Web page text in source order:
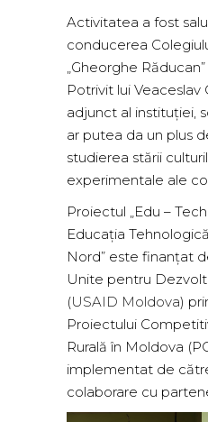
Activitatea a fost
conducerea
„Gheorghe
Potrivit lui Veaceslav
adjunct al instituției,
ar putea da un plus
studierea stării
experimentale ale
Proiectul „Edu –
Educația
Nord” este finanțat
Unite pentru
(USAID Moldova)
Proiectului
Rurală în Moldova
implementat de
colaborare cu